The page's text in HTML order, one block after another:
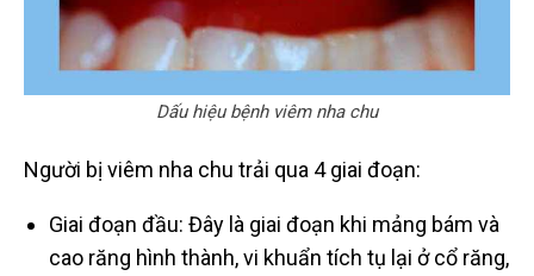
Dấu hiệu bệnh viêm nha chu
Người bị viêm nha chu trải qua 4 giai đoạn:
Giai đoạn đầu: Đây là giai đoạn khi mảng bám và
cao răng hình thành, vi khuẩn tích tụ lại ở cổ răng,